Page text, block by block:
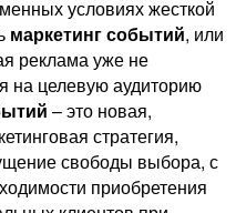
условиях жесткой
маркетинг событий, или
реклама уже не
на целевую аудиторию
– это новая,
стратегия,
свободы выбора, с
приобретения